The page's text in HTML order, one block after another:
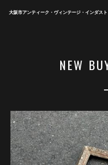
大阪市アンティーク・ヴィンテージ・インダス
NEW